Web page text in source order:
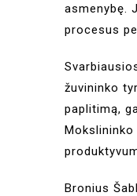
asmenybę.
procesus
žuvininko
paplitimą,
Bronius